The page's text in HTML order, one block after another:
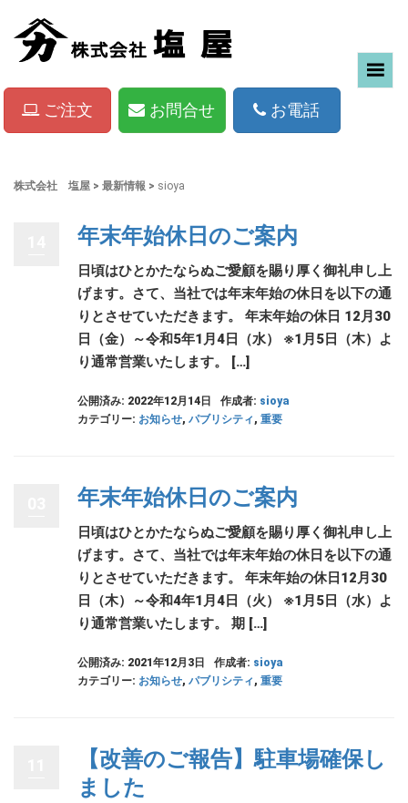
ご注文 お問合せ お電話
株式会社 塩屋 > 最新情報 > sioya
年末年始休日のご案内
日頃はひとかたならぬご愛顧を賜り厚く御礼申し上
げます。さて、当社では年末年始の休日を以下の通
りとさせていただきます。 年末年始の休日 12月30
日（金）～令和5年1月4日（水） ※1月5日（木）よ
り通常営業いたします。 […]
公開済み: 2022年12月14日 作成者: sioya
カテゴリー: お知らせ, パブリシティ , 重要
年末年始休日のご案内
日頃はひとかたならぬご愛顧を賜り厚く御礼申し上
げます。さて、当社では年末年始の休日を以下の通
りとさせていただきます。 年末年始の休日12月30
日（木）～令和4年1月4日（火） ※1月5日（水）よ
り通常営業いたします。 期 […]
公開済み: 2021年12月3日 作成者: sioya
カテゴリー: お知らせ, パブリシティ , 重要
【改善のご報告】駐車場確保し
ました